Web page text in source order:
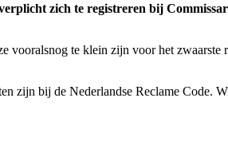
zich te registreren bij
te klein zijn voor het
zijn bij de Nederlandse Reclame Code.